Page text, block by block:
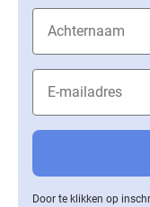
Door te klikken op